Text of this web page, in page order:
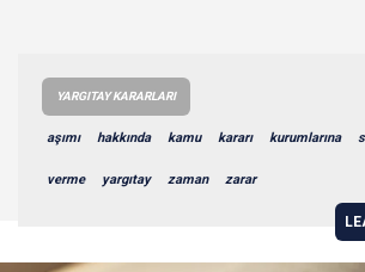
YARGITAY KARARLARI
aşımı hakkında kamu kararı kurumlarına
verme yargıtay zaman zarar